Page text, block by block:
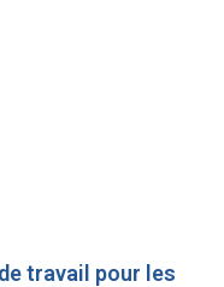
travail pour les